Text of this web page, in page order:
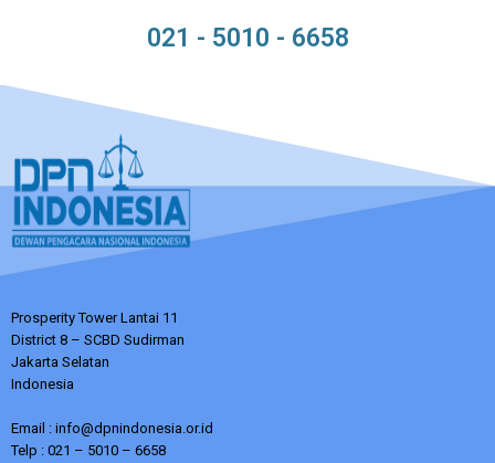
021 - 5010 - 6658
Prosperity Tower Lantai 11
District 8 – SCBD Sudirman
Jakarta Selatan
Indonesia
Email : info@dpnindonesia.or.id
Telp : 021 – 5010 – 6658